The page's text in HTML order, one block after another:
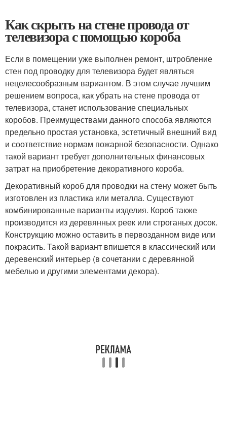
Как скрыть на стене провода от
телевизора с помощью короба
Если в помещении уже выполнен ремонт, штробление
стен под проводку для телевизора будет являться
нецелесообразным вариантом. В этом случае лучшим
решением вопроса, как убрать на стене провода от
телевизора, станет использование специальных
коробов. Преимуществами данного способа являются
предельно простая установка, эстетичный внешний вид
и соответствие нормам пожарной безопасности. Однако
такой вариант требует дополнительных финансовых
затрат на приобретение декоративного короба.
Декоративный короб для проводки на стену может быть
изготовлен из пластика или металла. Существуют
комбинированные варианты изделия. Короб также
производится из деревянных реек или строганых досок.
Конструкцию можно оставить в первозданном виде или
покрасить. Такой вариант впишется в классический или
деревенский интерьер (в сочетании с деревянной
мебелью и другими элементами декора).